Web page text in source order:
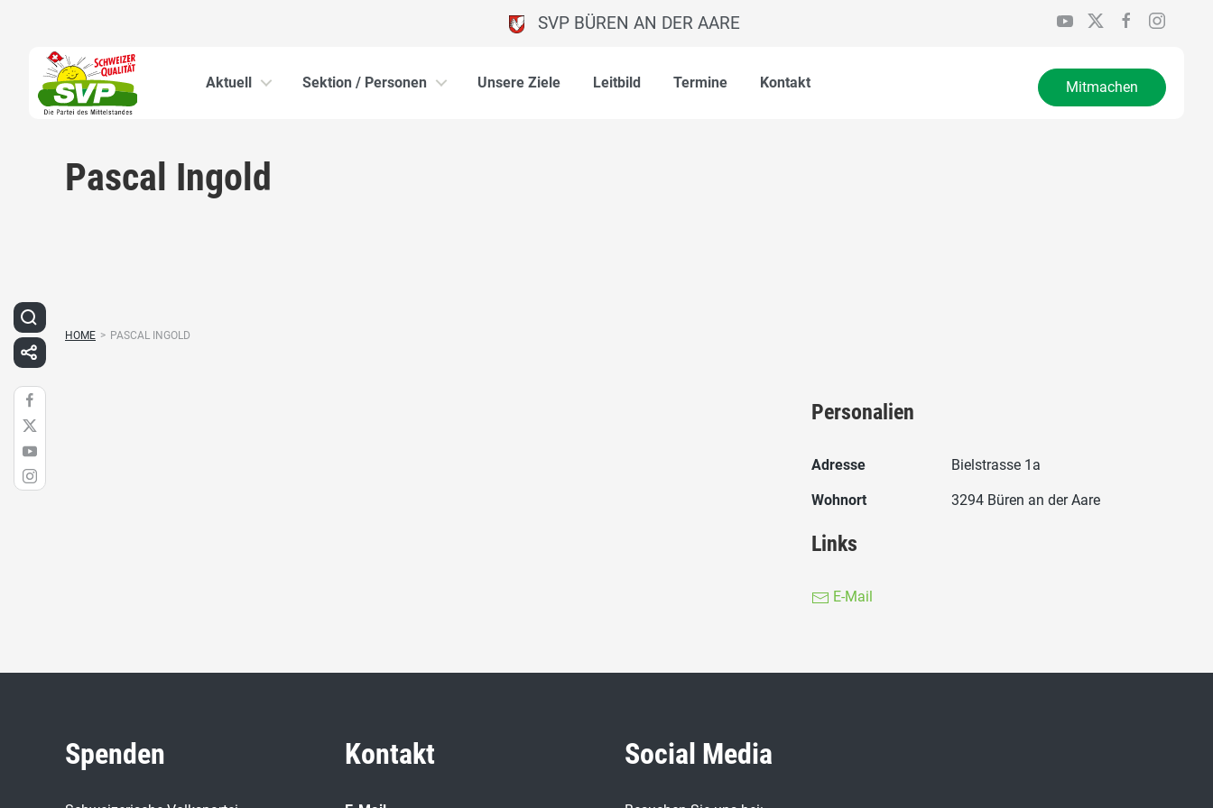
SVP BÜREN AN DER AARE
Aktuell Sektion / Personen Unsere Ziele Leitbild Termine Kontakt Mitmachen
Pascal Ingold
HOME > PASCAL INGOLD
Personalien
Adresse Bielstrasse 1a
Wohnort 3294 Büren an der Aare
Links
E-Mail
Spenden Kontakt Social Media